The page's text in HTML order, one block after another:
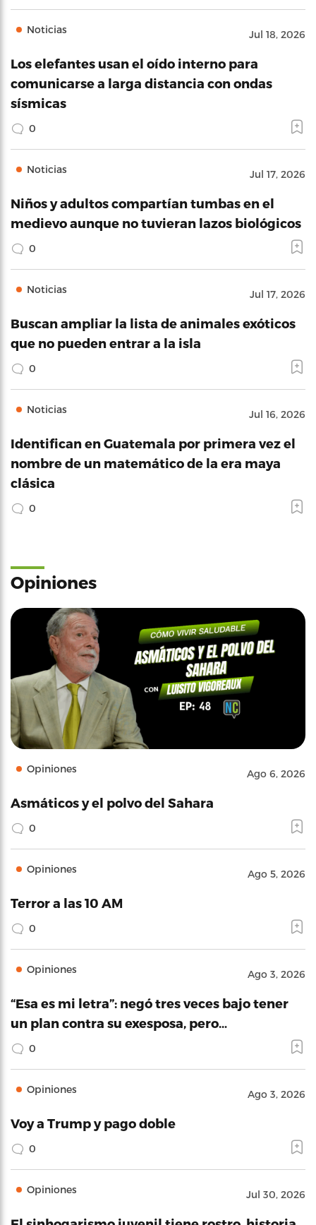
Noticias Jul 18, 2026
Los elefantes usan el oído interno para
comunicarse a larga distancia con ondas
sísmicas
0
Noticias Jul 17, 2026
Niños y adultos compartían tumbas en el
medievo aunque no tuvieran lazos biológicos
0
Noticias Jul 17, 2026
Buscan ampliar la lista de animales exóticos
que no pueden entrar a la isla
0
Noticias Jul 16, 2026
Identifican en Guatemala por primera vez el
nombre de un matemático de la era maya
clásica
0
Opiniones
Opiniones Ago 6, 2026
Asmáticos y el polvo del Sahara
0
Opiniones Ago 5, 2026
Terror a las 10 AM
0
Opiniones Ago 3, 2026
“Esa es mi letra”: negó tres veces bajo tener
un plan contra su exesposa, pero…
0
Opiniones Ago 3, 2026
Voy a Trump y pago doble
0
Opiniones Jul 30, 2026